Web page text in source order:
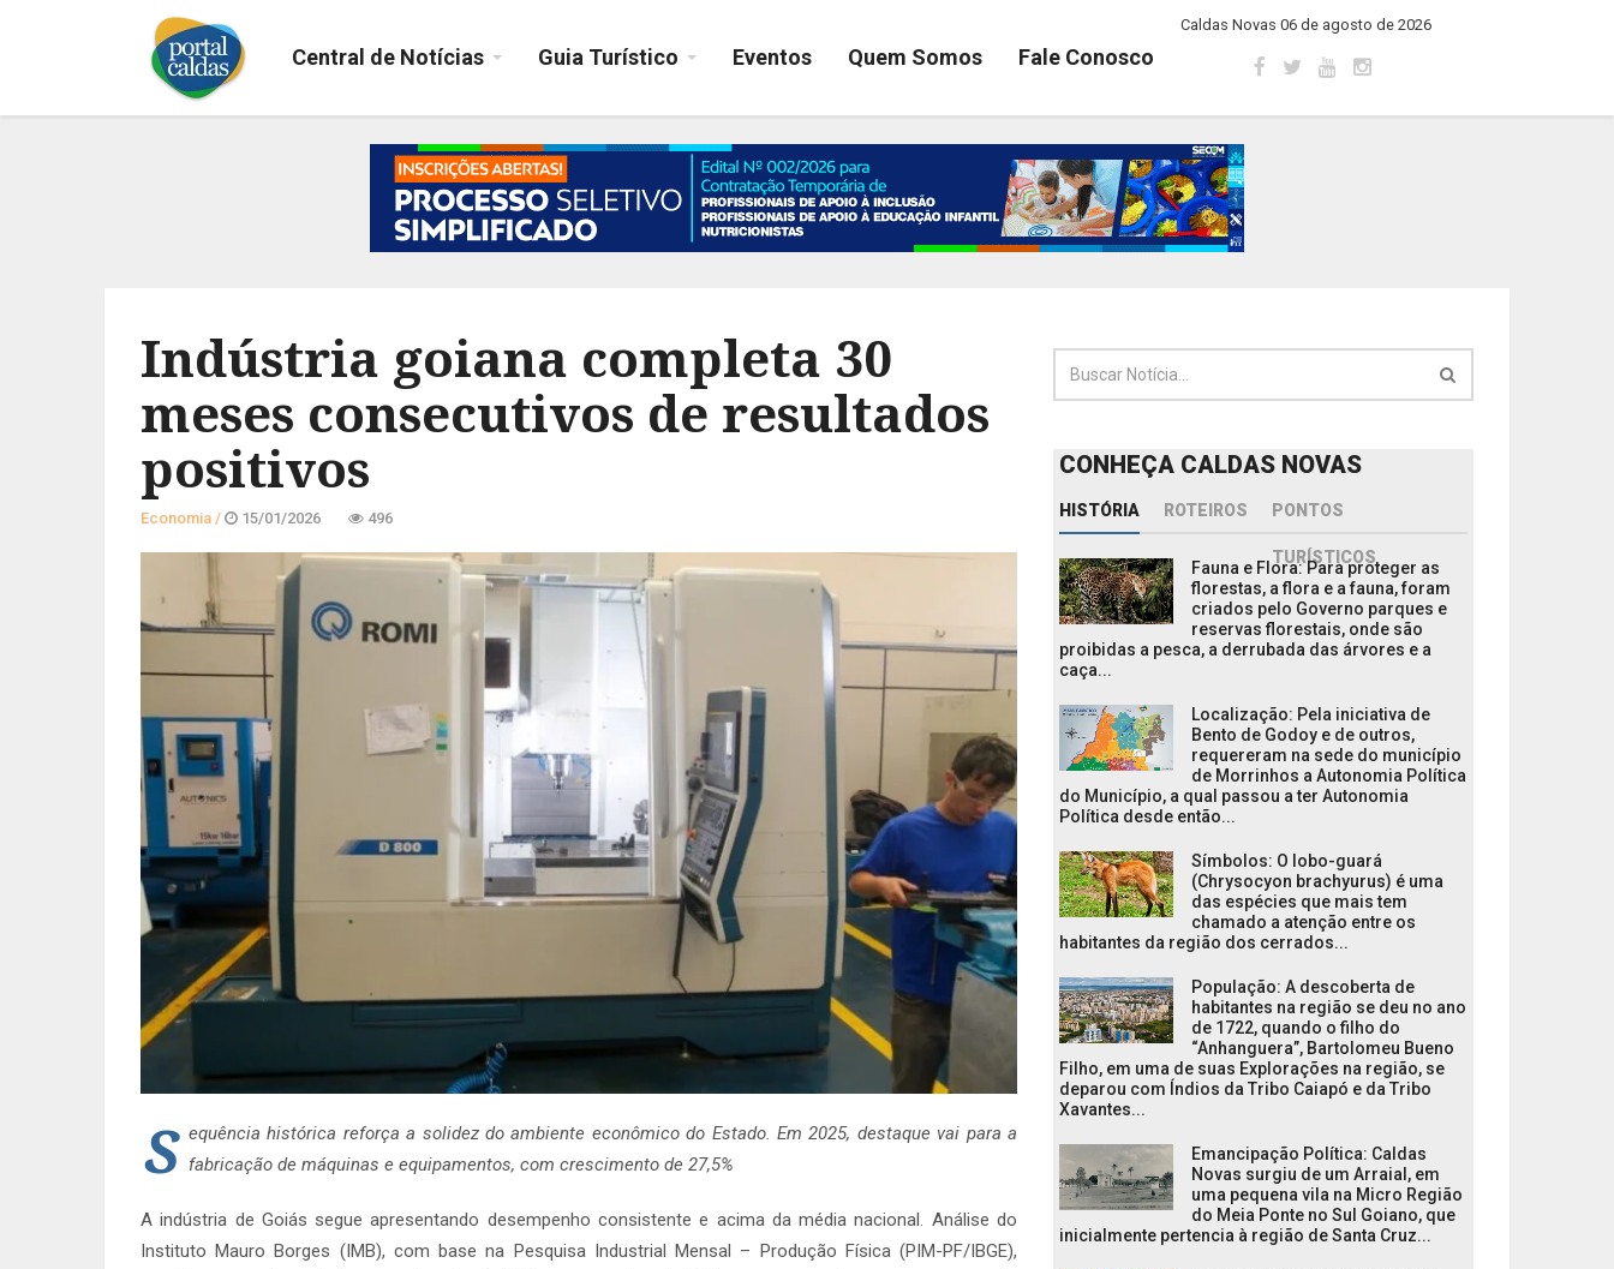
Central de Notícias Guia Turístico Eventos Quem Somos Fale Conosco
Caldas Novas 06 de agosto de 2026
Indústria goiana completa 30
meses consecutivos de resultados
positivos
Economia / 15/01/2026 496
S equência histórica reforça a solidez do ambiente econômico do Estado. Em 2025, destaque vai para a
fabricação de máquinas e equipamentos, com crescimento de 27,5%
A indústria de Goiás segue apresentando desempenho consistente e acima da média nacional. Análise do
Instituto Mauro Borges (IMB), com base na Pesquisa Industrial Mensal – Produção Física (PIM-PF/IBGE),
CONHEÇA CALDAS NOVAS
HISTÓRIA ROTEIROS PONTOS
TURÍSTICOS
Fauna e Flora: Para proteger as
florestas, a flora e a fauna, foram
criados pelo Governo parques e
reservas florestais, onde são
proibidas a pesca, a derrubada das árvores e a
caça...
Localização: Pela iniciativa de
Bento de Godoy e de outros,
requereram na sede do município
de Morrinhos a Autonomia Política
do Município, a qual passou a ter Autonomia
Política desde então...
Símbolos: O lobo-guará
(Chrysocyon brachyurus) é uma
das espécies que mais tem
chamado a atenção entre os
habitantes da região dos cerrados...
População: A descoberta de
habitantes na região se deu no ano
de 1722, quando o filho do
“Anhanguera”, Bartolomeu Bueno
Filho, em uma de suas Explorações na região, se
deparou com Índios da Tribo Caiapó e da Tribo
Xavantes...
Emancipação Política: Caldas
Novas surgiu de um Arraial, em
uma pequena vila na Micro Região
do Meia Ponte no Sul Goiano, que
inicialmente pertencia à região de Santa Cruz...